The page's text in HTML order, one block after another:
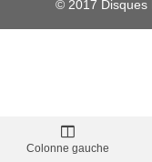
© 2017 Disques
Colonne gauche